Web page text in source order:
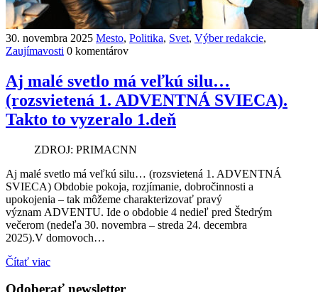
30. novembra 2025 Mesto, Politika, Svet, Výber redakcie,
Zaujímavosti 0 komentárov
Aj malé svetlo má veľkú silu…
(rozsvietená 1. ADVENTNÁ SVIECA).
Takto to vyzeralo 1.deň
ZDROJ: PRIMACNN
Aj malé svetlo má veľkú silu… (rozsvietená 1. ADVENTNÁ
SVIECA) Obdobie pokoja, rozjímanie, dobročinnosti a
upokojenia – tak môžeme charakterizovať pravý
význam ADVENTU. Ide o obdobie 4 nedieľ pred Štedrým
večerom (nedeľa 30. novembra – streda 24. decembra
2025).V domovoch…
Čítať viac